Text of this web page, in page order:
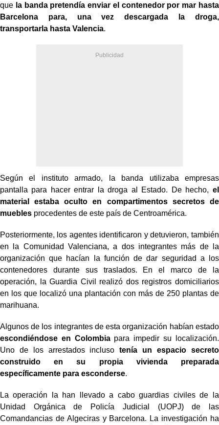
que la banda pretendía enviar el contenedor por mar hasta
Barcelona para, una vez descargada la droga,
transportarla hasta Valencia.
Según el instituto armado, la banda utilizaba empresas
pantalla para hacer entrar la droga al Estado. De hecho, el
material estaba oculto en compartimentos secretos de
muebles procedentes de este país de Centroamérica.
Posteriormente, los agentes identificaron y detuvieron, también
en la Comunidad Valenciana, a dos integrantes más de la
organización que hacían la función de dar seguridad a los
contenedores durante sus traslados. En el marco de la
operación, la Guardia Civil realizó dos registros domiciliarios
en los que localizó una plantación con más de 250 plantas de
marihuana.
Algunos de los integrantes de esta organización habían estado
escondiéndose en Colombiapara impedir su localización.
Uno de los arrestados inclusotenía un espacio secreto
construido en su propia vivienda preparada
específicamente para esconderse.
La operación la han llevado a cabo guardias civiles de la
Unidad Orgánica de Policía Judicial (UOPJ) de las
Comandancias de Algeciras y Barcelona. La investigación ha